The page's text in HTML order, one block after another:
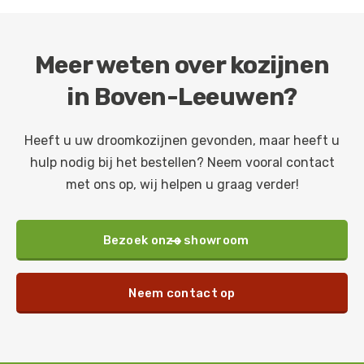
Meer weten over kozijnen
in Boven-Leeuwen?
Heeft u uw droomkozijnen gevonden, maar heeft u
hulp nodig bij het bestellen? Neem vooral contact
met ons op, wij helpen u graag verder!
Neem contact op
Bezoek onze showroom
